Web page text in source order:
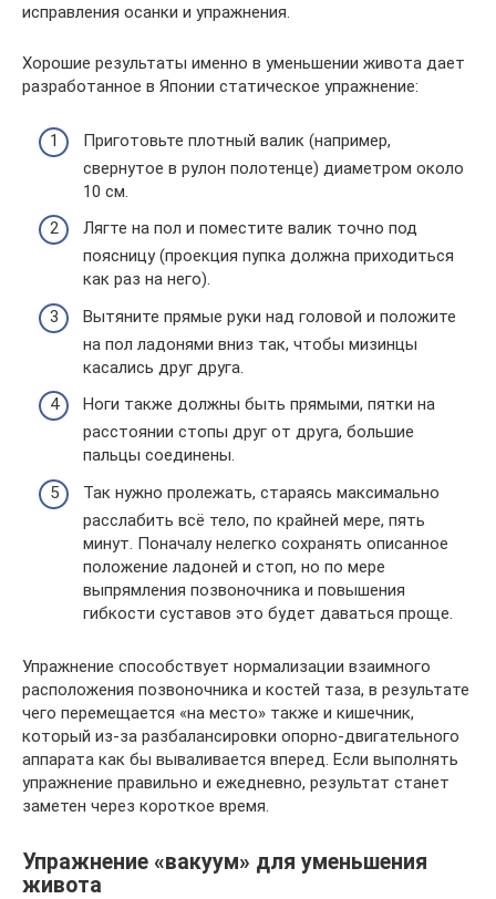
исправления осанки и упражнения.
Хорошие результаты именно в уменьшении живота дает
разработанное в Японии статическое упражнение:
Приготовьте плотный валик (например,
свернутое в рулон полотенце) диаметром около
10 см.
Лягте на пол и поместите валик точно под
поясницу (проекция пупка должна приходиться
как раз на него).
Вытяните прямые руки над головой и положите
на пол ладонями вниз так, чтобы мизинцы
касались друг друга.
Ноги также должны быть прямыми, пятки на
расстоянии стопы друг от друга, большие
пальцы соединены.
Так нужно пролежать, стараясь максимально
расслабить всё тело, по крайней мере, пять
минут. Поначалу нелегко сохранять описанное
положение ладоней и стоп, но по мере
выпрямления позвоночника и повышения
гибкости суставов это будет даваться проще.
Упражнение способствует нормализации взаимного
расположения позвоночника и костей таза, в результате
чего перемещается «на место» также и кишечник,
который из-за разбалансировки опорно-двигательного
аппарата как бы вываливается вперед. Если выполнять
упражнение правильно и ежедневно, результат станет
заметен через короткое время.
Упражнение «вакуум» для уменьшения
живота